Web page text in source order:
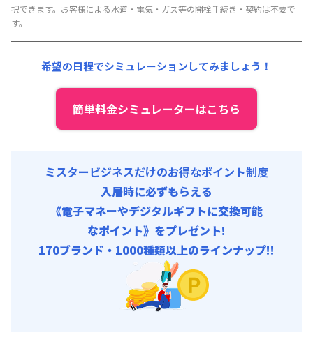
光熱費他 : 24,000円/月 (800円/日) (税抜)
清掃料他 :
その他費用 :
択できます。お客様による水道・電気・ガス等の開栓手続き・契約は不要で
す。
希望の日程でシミュレーションしてみましょう！
簡単料金シミュレーターはこちら
ミスタービジネスだけのお得なポイント制度
入居時に必ずもらえる
《電子マネーやデジタルギフトに交換可能
なポイント》をプレゼント!
170ブランド・1000種類以上のラインナップ!!